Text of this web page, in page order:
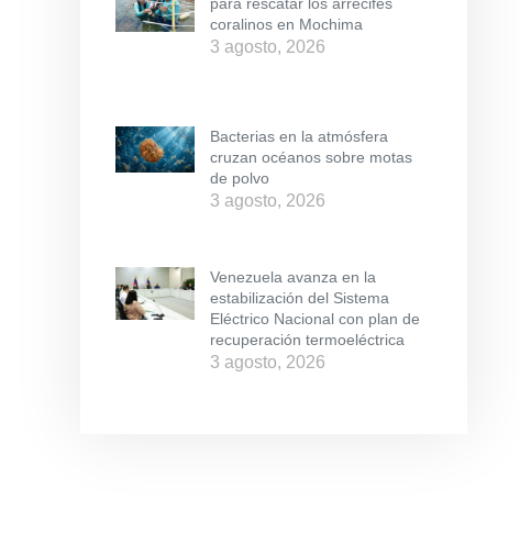
para rescatar los arrecifes
coralinos en Mochima
3 agosto, 2026
Bacterias en la atmósfera
cruzan océanos sobre motas
de polvo
3 agosto, 2026
Venezuela avanza en la
estabilización del Sistema
Eléctrico Nacional con plan de
recuperación termoeléctrica
3 agosto, 2026